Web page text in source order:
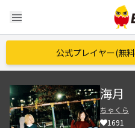
menu
公式プレイヤー(無
海月
ちゃくら
1691